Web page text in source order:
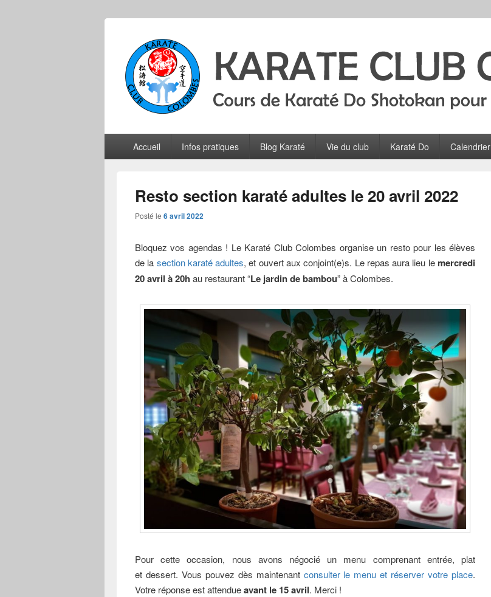
Karate Club Colombes
principalAccueil Infos pratiques Blog Karaté Vie du club Karaté Do Calendrier
Resto section karaté adultes le 20 avril 2022
Posté le 6 avril 2022
Bloquez vos agendas ! Le Karaté Club Colombes organise un resto pour les élèves
de la section karaté adultes, et ouvert aux conjoint(e)s. Le repas aura lieu le mercredi
20 avril à 20h au restaurant “Le jardin de bambou” à Colombes.
Pour cette occasion, nous avons négocié un menu comprenant entrée, plat
et dessert. Vous pouvez dès maintenant consulter le menu et réserver votre place.
Votre réponse est attendueavant le 15 avril. Merci !